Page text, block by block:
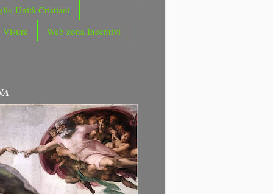
Unità Cristiani
Visure
Web zona Incentivi